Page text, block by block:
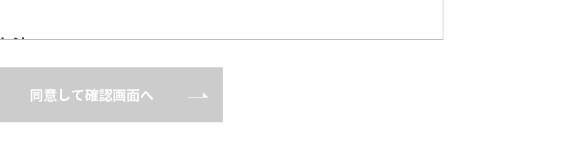
針
報を適正に取扱うとともに、安全管理について適切な措置を講じます。
同意して確認画面へ